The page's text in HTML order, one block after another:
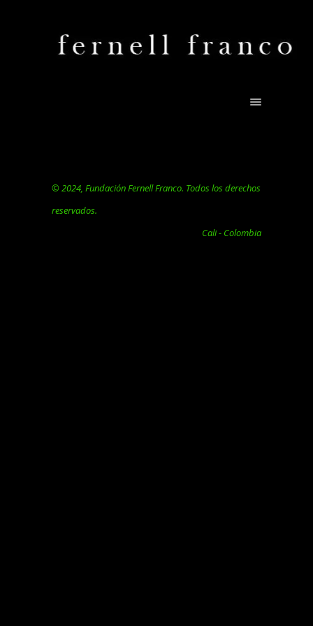
© 2024, Fundación Fernell Franco. Todos los derechos
reservados.
Cali - Colombia